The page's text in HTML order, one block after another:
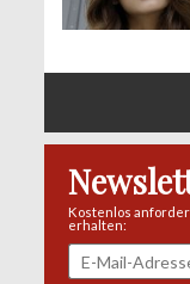
Kostenlos
erhalten: